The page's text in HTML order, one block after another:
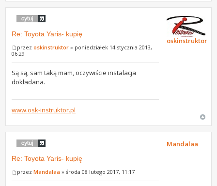
Re: Toyota Yaris- kupię
przezoskinstruktor » poniedziałek 14 stycznia 2013,
06:29
Są są, sam taką mam, oczywiście instalacja
dokładana.
www.osk-instruktor.pl
oskinstruktor
Re: Toyota Yaris- kupię
przezMandalaa » środa 08 lutego 2017, 11:17
Mandalaa